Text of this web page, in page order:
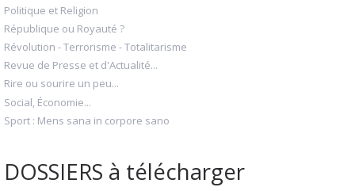
Politique et Religion
République ou Royauté ?
Révolution - Terrorisme - Totalitarisme
Revue de Presse et d'Actualité...
Rire ou sourire un peu...
Social, Économie...
Sport : Mens sana in corpore sano
DOSSIERS à télécharger